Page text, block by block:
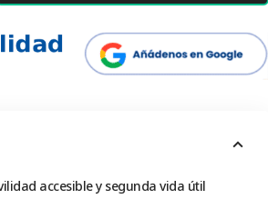
accesible y segunda vida útil